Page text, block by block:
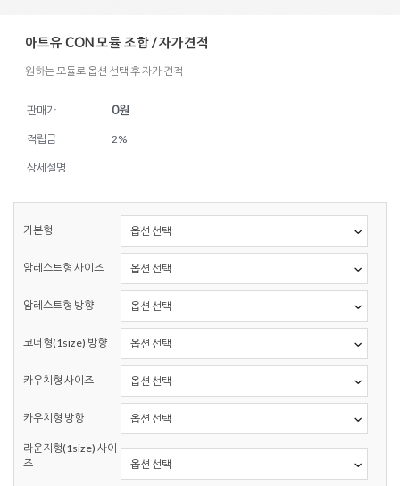
아트유 CON 모듈 조합 / 자가견적
원하는 모듈로 옵션 선택 후 자가 견적
판매가 0원
적립금 2%
상세설명
기본형
암레스트형 사이즈
암레스트형 방향
코너형(1size) 방향
카우치형 사이즈
카우치형 방향
라운지형(1size) 사이
즈